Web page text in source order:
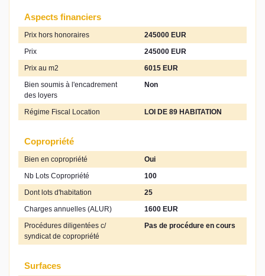
Aspects financiers
Prix hors honoraires
245000 EUR
Prix
245000 EUR
Prix au m2
6015 EUR
Bien soumis à l'encadrement
des loyers
Non
Régime Fiscal Location LOI DE 89 HABITATION
Copropriété
Bien en copropriété
Oui
Nb Lots Copropriété
100
Dont lots d'habitation
25
Charges annuelles (ALUR)
1600 EUR
Procédures diligentées c/
syndicat de copropriété
Pas de procédure en cours
Surfaces